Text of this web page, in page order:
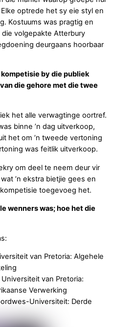
optrede het sy eie styl en
Kostuums was pragtig en
volgepakte Atterbury
deurgaans hoorbaar
by die publiek
die gehore met die twee
het alle verwagtinge oortref.
binne ’n dag uitverkoop,
het om ’n tweede vertoning
was feitlik uitverkoop.
om deel te neem deur vir
’n ekstra bietjie gees en
toegevoeg het.
wenners was; hoe het die
van Pretoria: Algehele
van Pretoria:
Verwerking
Universiteit: Derde